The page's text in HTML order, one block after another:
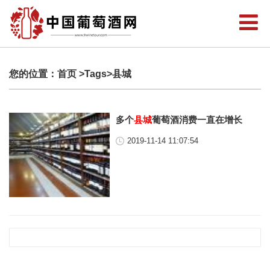
您的位置： 首页 >Tags>县城
多个县城葡萄酒消费一直在增长
2019-11-14 11:07:54